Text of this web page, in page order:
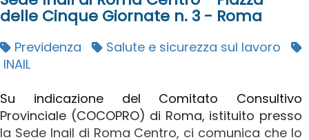
delle Cinque Giornate n. 3 - Roma
Previdenza
Salute e sicurezza sul lavoro
INAIL
Su indicazione del Comitato Consultivo
Provinciale (COCOPRO) di Roma, istituito presso
la Sede Inail di Roma Centro, ci comunica che lo